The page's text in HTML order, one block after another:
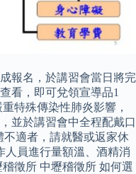
報名，於講習會當日將完
看，即可兌領宣導品1
特殊傳染性肺炎影響，
並於講習會中全程配戴口
不適者，請就醫或返家休
人員進行量額溫、酒精消
徵所 中壢稽徵所 如何選